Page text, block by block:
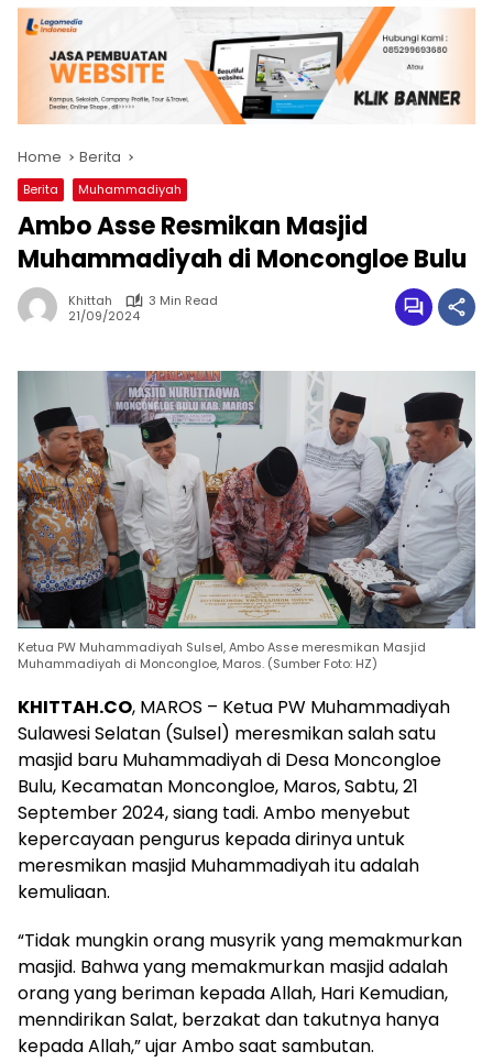
Home Berita
Berita Muhammadiyah
Ambo Asse Resmikan Masjid
Muhammadiyah di Moncongloe Bulu
Khittah
3 Min Read
21/09/2024
Ketua PW Muhammadiyah Sulsel, Ambo Asse meresmikan Masjid
Muhammadiyah di Moncongloe, Maros. (Sumber Foto: HZ)
KHITTAH.CO, MAROS – Ketua PW Muhammadiyah
Sulawesi Selatan (Sulsel) meresmikan salah satu
masjid baru Muhammadiyah di Desa Moncongloe
Bulu, Kecamatan Moncongloe, Maros, Sabtu, 21
September 2024, siang tadi. Ambo menyebut
kepercayaan pengurus kepada dirinya untuk
meresmikan masjid Muhammadiyah itu adalah
kemuliaan.
“Tidak mungkin orang musyrik yang memakmurkan
masjid. Bahwa yang memakmurkan masjid adalah
orang yang beriman kepada Allah, Hari Kemudian,
menndirikan Salat, berzakat dan takutnya hanya
kepada Allah,” ujar Ambo saat sambutan.